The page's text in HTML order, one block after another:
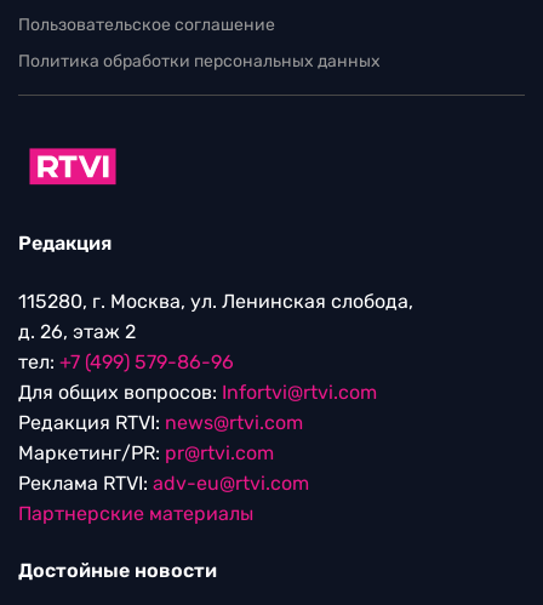
Пользовательское соглашение
Политика обработки персональных данных
Редакция
115280, г. Москва, ул. Ленинская слобода,
д. 26, этаж 2
тел: +7 (499) 579-86-96
Для общих вопросов: Infortvi@rtvi.com
Редакция RTVI: news@rtvi.com
Маркетинг/PR: pr@rtvi.com
Реклама RTVI: adv-eu@rtvi.com
Партнерские материалы
Достойные новости